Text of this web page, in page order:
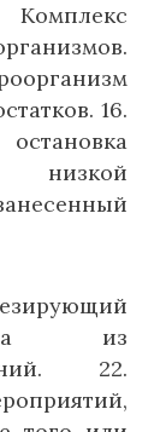
Ком­плекс
16.
низкой
из
22.